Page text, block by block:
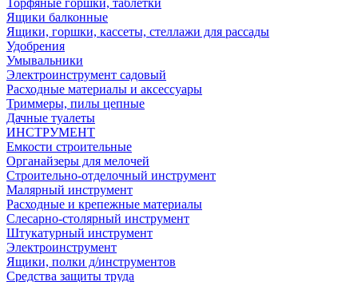
Торфяные горшки, таблетки
Ящики балконные
Ящики, горшки, кассеты, стеллажи для рассады
Удобрения
Умывальники
Электроинструмент садовый
Расходные материалы и аксессуары
Триммеры, пилы цепные
Дачные туалеты
ИНСТРУМЕНТ
Емкости строительные
Органайзеры для мелочей
Строительно-отделочный инструмент
Малярный инструмент
Расходные и крепежные материалы
Слесарно-столярный инструмент
Штукатурный инструмент
Электроинструмент
Ящики, полки д/инструментов
Средства защиты труда